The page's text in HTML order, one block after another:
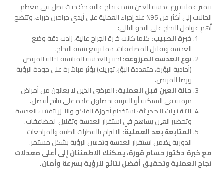
تتميز عملية زرع عدسة العين بنسب نجاح عالية جدً؛ حيث تصل في معظم
الحالات إلى أكثر من 95% عند إجراء العملية على أيدي جراحين خبراء، وتتضح
أهم عوامل النجاح على النحو التالي:
خبرة الطبيب:كلما كانت خبرة الجراح عالية، زادت دقة وضع
العدسة وتقليل المضاعفات، مما يرفع نسبة النجاح.
نوع العدسة المزروعة:اختيار العدسة المناسبة لحالة المريض
(أحادية البؤرة، متعددة البؤر، توريك) يؤثر مباشرة على جودة الرؤية
ورضا المريض.
حالة العين قبل العملية:المرضى الذين لا يعانون من أمراض
مزمنة في الشبكية أو القرنية يحصلون عادة على نتائج أفضل.
التقنيات الحديثة:استخدام أجهزة الفاكو والليزر لتفتيت العدسة
وتحضير العين يساهم في استقرار العدسة وتقليل المضاعفات.
المتابعة بعد العملية:الالتزام بالقطرات الطبية والمراجعات
الدورية يضمن استقرار العدسة وتحسن الرؤية بشكل مستمر.
مع خبرة دكتور حسام قورة، يمكنك الاطمئنان إلى أعلى معدلات
نجاح العملية وتحقيق أفضل نتائج للرؤية بسرعة وأمان.